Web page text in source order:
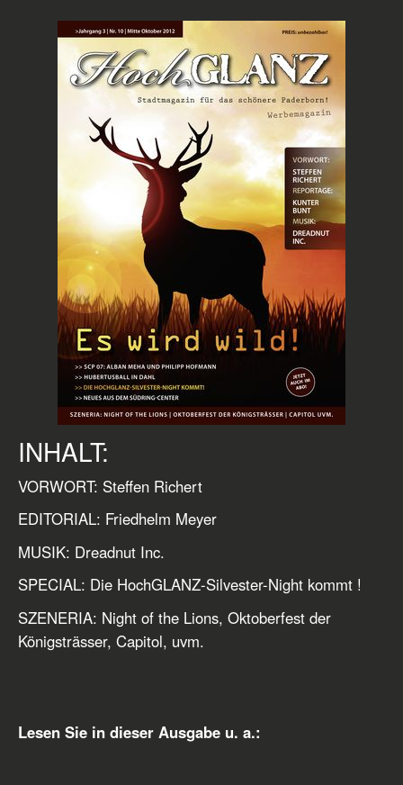
INHALT:
VORWORT: Steffen Richert
EDITORIAL: Friedhelm Meyer
MUSIK: Dreadnut Inc.
SPECIAL: Die HochGLANZ-Silvester-Night kommt !
SZENERIA: Night of the Lions, Oktoberfest der
Königsträsser, Capitol, uvm.
Lesen Sie in dieser Ausgabe u. a.: